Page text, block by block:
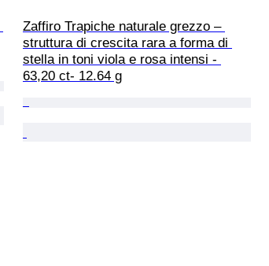
Zaffiro Trapiche naturale grezzo –
struttura di crescita rara a forma di
stella in toni viola e rosa intensi -
63,20 ct- 12.64 g